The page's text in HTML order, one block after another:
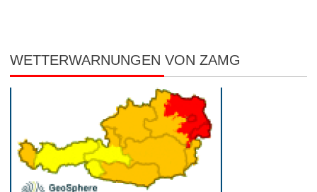
WETTERWARNUNGEN VON ZAMG